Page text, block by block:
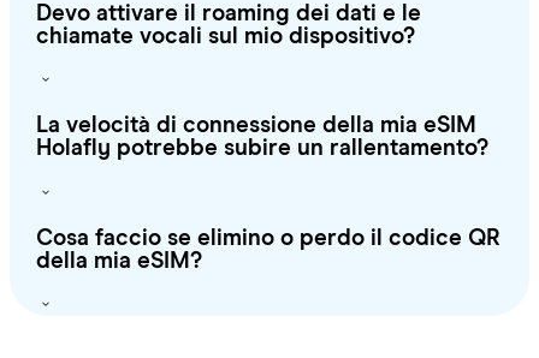
Devo attivare il roaming dei dati e le
chiamate vocali sul mio dispositivo?
La velocità di connessione della mia eSIM
Holafly potrebbe subire un rallentamento?
Cosa faccio se elimino o perdo il codice QR
della mia eSIM?